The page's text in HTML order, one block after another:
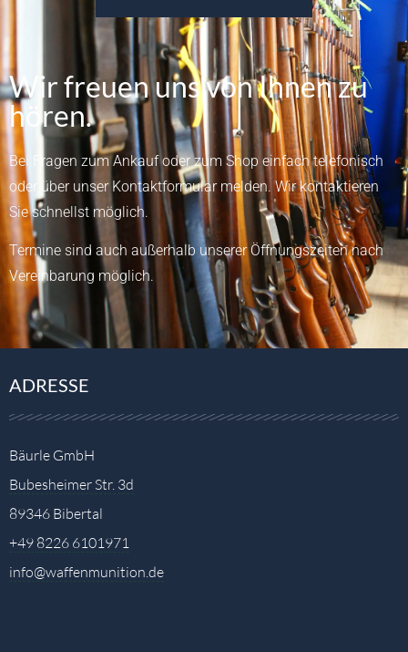
Wir freuen uns von Ihnen zu
hören.
Bei Fragen zum Ankauf oder zum Shop einfach telefonisch
oder über unser Kontaktformularmelden.Wir kontaktieren
Sie schnellst möglich.
Termine sind auch außerhalb unserer Öffnungszeiten nach
Vereinbarung möglich.
ADRESSE
Bäurle GmbH
Bubesheimer Str. 3d
89346 Bibertal
+49 8226 6101971
info@waffenmunition.de